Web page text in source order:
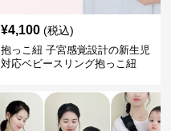
¥4,100 (税込)
抱っこ紐 子宮感覚設計の新生児
対応ベビースリング抱っこ紐